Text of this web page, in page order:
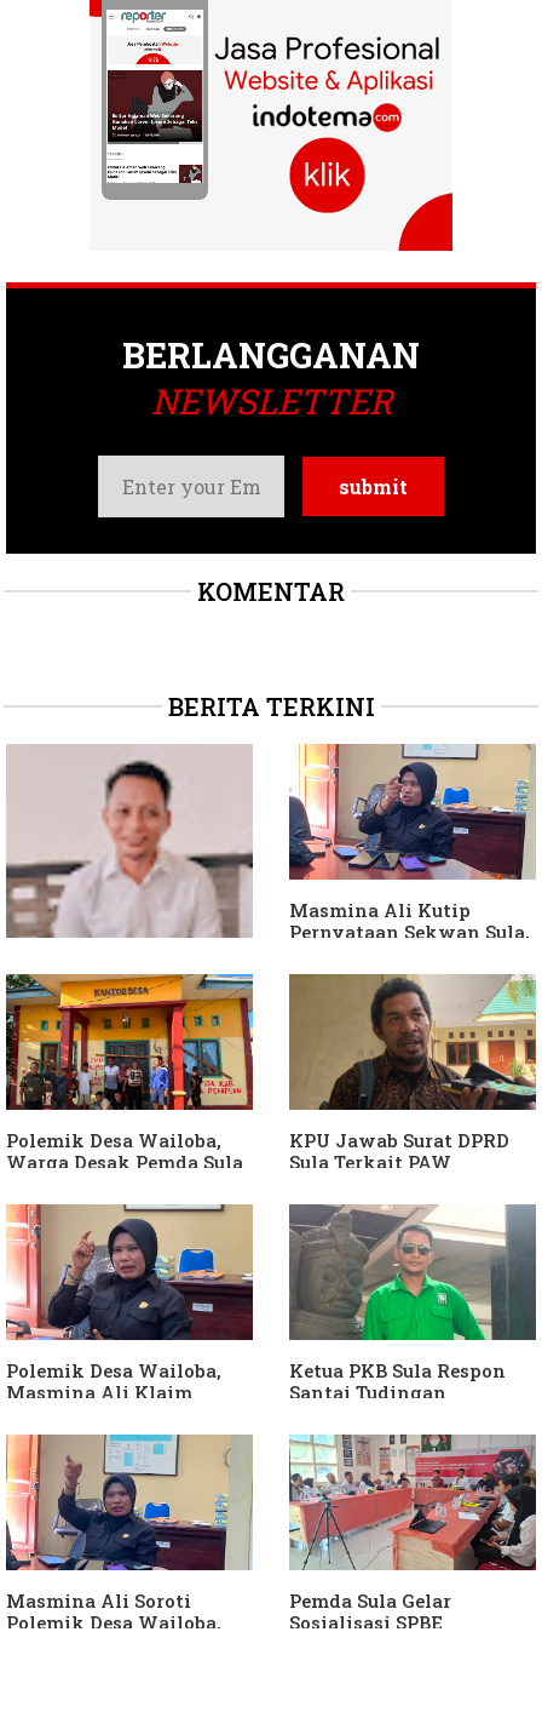
BERLANGGANAN
NEWSLETTER
KOMENTAR
BERITA TERKINI
Dituding Jadikan
Bendahara Desa Wailoba
sebagai "ATM Berjalan",
Armin Soamole: Harus
Dibuktikan
Masmina Ali Kutip
Pernyataan Sekwan Sula,
Diduga Jadikan
Keponakan "ATM
Berjalan"
Polemik Desa Wailoba,
Warga Desak Pemda Sula
APH Usut Dugaan
Penyimpangan Dana Desa
KPU Jawab Surat DPRD
Sula Terkait PAW
Hanura
Polemik Desa Wailoba,
Masmina Ali Klaim
Keterlibatan Ketua PKB
Sula
Ketua PKB Sula Respon
Santai Tudingan
Dia Kangen Saya
Masmina Ali Soroti
Polemik Desa Wailoba,
Pemda Sula Gelar
Sosialisasi SPBE